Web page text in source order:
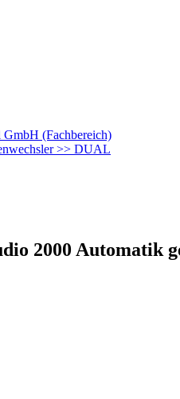
(Fachbereich)
>> DUAL
2000 Automatik